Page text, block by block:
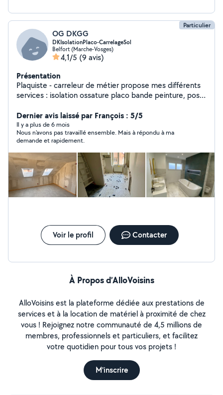
Particulier
OG DKGG
DKIsolationPlaco-CarrelageSol
Belfort (Marche-Vosges)
4,1/5 (9 avis)
Présentation
Plaquiste - carreleur de métier propose mes différents
services : isolation ossature placo bande peinture, pose
Dernier avis laissé par François : 5/5
Il y a plus de 6 mois
Nous n'avons pas travaillé ensemble. Mais à répondu à ma
demande et rapidement.
Voir le profil Contacter
À Propos d’AlloVoisins
AlloVoisins est la plateforme dédiée aux prestations de
services et à la location de matériel à proximité de chez
vous ! Rejoignez notre communauté de 4,5 millions de
membres, professionnels et particuliers, et facilitez
votre quotidien pour tous vos projets !
M'inscrire